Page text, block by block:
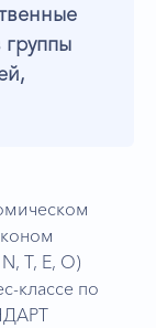
группы
T, E, O)
классе по